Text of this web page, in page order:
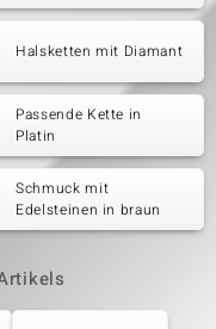
Halsketten mit Diamant
Passende Kette in
Platin
Schmuck mit
Edelsteinen in braun